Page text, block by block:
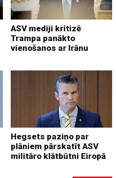
ASV mediji kritizē
Trampa panākto
vienošanos ar Irānu
Hegsets paziņo par
plāniem pārskatīt ASV
militāro klātbūtni Eiropā